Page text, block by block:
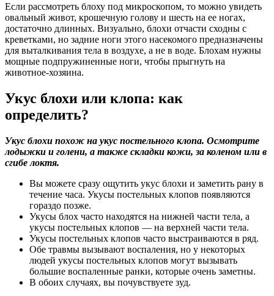
Если рассмотреть блоху под микроскопом, то можно увидеть
овальный живот, крошечную голову и шесть на ее ногах,
достаточно длинных. Визуально, блохи отчасти сходны с
креветками, но задние ноги этого насекомого предназначены
для выталкивания тела в воздухе, а не в воде. Блохам нужны
мощные подпружиненные ноги, чтобы прыгнуть на
животное-хозяина.
Укус блохи или клопа: как
определить?
Укус блохи похож на укус постельного клопа. Осмотрите
лодыжки и голени, а также складки кожи, за коленом или в
сгибе локтя.
Вы можете сразу ощутить укус блохи и заметить рану в
течение часа. Укусы постельных клопов появляются
гораздо позже.
Укусы блох часто находятся на нижней части тела, а
укусы постельных клопов — на верхней части тела.
Укусы постельных клопов часто выстраиваются в ряд.
Обе травмы вызывают воспаления, но у некоторых
людей укусы постельных клопов могут вызывать
большие воспаленные ранки, которые очень заметны.
В обоих случаях, вы почувствуете зуд.